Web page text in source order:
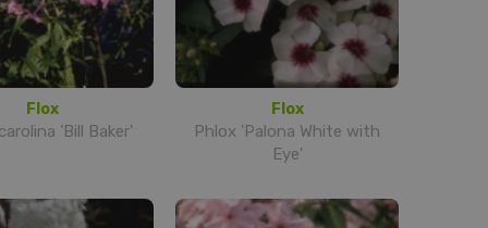
Flox
'Bill Baker'
Flox
Phlox 'Palona White with
Eye'